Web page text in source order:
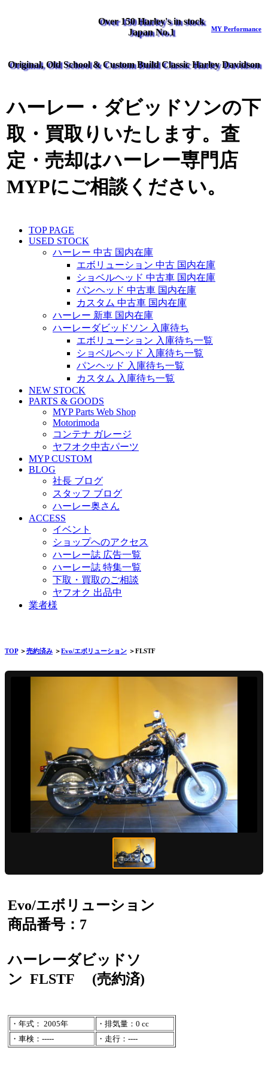
Over 150 Harley's in stock
Japan No.1
MY Performance
Original, Old School & Custom Build Classic Harley Davidson
ハーレー・ダビッドソンの下
取・買取りいたします。査
定・売却はハーレー専門店
MYPにご相談ください。
TOP PAGE
USED STOCK
ハーレー 中古 国内在庫
エボリューション 中古 国内在庫
ショベルヘッド 中古車 国内在庫
パンヘッド 中古車 国内在庫
カスタム 中古車 国内在庫
ハーレー 新車 国内在庫
ハーレーダビッドソン 入庫待ち
エボリューション 入庫待ち一覧
ショベルヘッド 入庫待ち一覧
パンヘッド 入庫待ち一覧
カスタム 入庫待ち一覧
NEW STOCK
PARTS & GOODS
MYP Parts Web Shop
Motorimoda
コンテナ ガレージ
ヤフオク中古パーツ
MYP CUSTOM
BLOG
社長 ブログ
スタッフ ブログ
ハーレー奥さん
ACCESS
イベント
ショップへのアクセス
ハーレー誌 広告一覧
ハーレー誌 特集一覧
下取・買取のご相談
ヤフオク 出品中
業者様
TOP＞売約済み ＞Evo/エボリューション ＞FLSTF
Evo/エボリューション
商品番号：7
ハーレーダビッドソ
ン FLSTF (売約済)
・年式： 2005年
・排気量：0 cc
・車検：-----
・走行：----